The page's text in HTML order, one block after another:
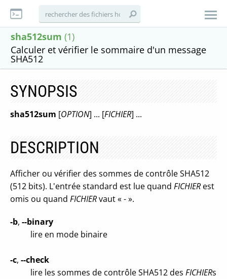
sha512sum (1)
Calculer et vérifier le sommaire d'un message
SHA512
SYNOPSIS
sha512sum [OPTION] ... [FICHIER] ...
DESCRIPTION
Afficher ou vérifier des sommes de contrôle SHA512
(512 bits). L'entrée standard est lue quand FICHIER est
omis ou quand FICHIERvaut « - ».
-b, --binary
lire en mode binaire
-c, --check
lire les sommes de contrôle SHA512 des FICHIERs